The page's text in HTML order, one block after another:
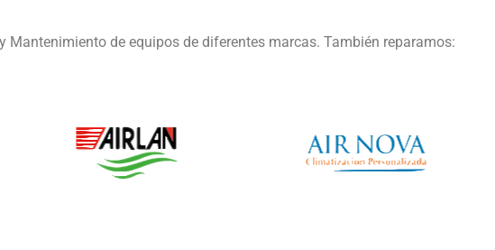
de equipos de diferentes marcas. También reparamos: